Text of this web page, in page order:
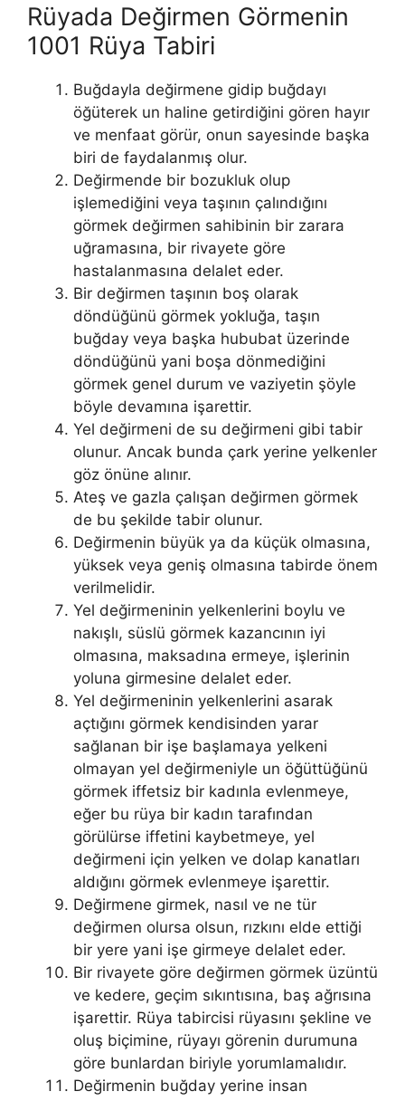
Rüyada Değirmen Görmenin
1001 Rüya Tabiri
Buğdayla değirmene gidip buğdayı
öğüterek un haline getirdiğini gö­ren hayır
ve menfaat görür, onun sayesinde başka
biri de faydalanmış olur.
Değirmende bir bozukluk olup
işlemediğini veya taşının çalındığını
görmek değirmen sahibinin bir zarara
uğramasına, bir rivayete göre
hastalanmasına delalet eder.
Bir değirmen taşının boş olarak
döndüğünü görmek yokluğa, taşın
buğday veya başka hububat üzerinde
döndüğünü yani boşa dönmediğini
görmek genel durum ve vaziyetin şöyle
böyle devamına işarettir.
Yel değirmeni de su değirmeni gibi tabir
olunur. Ancak bunda çark ye­rine yelkenler
göz önüne alınır.
Ateş ve gazla çalışan değirmen görmek
de bu şekilde tabir olunur.
Değirmenin büyük ya da küçük olmasına,
yüksek veya geniş olması­na tabirde önem
verilmelidir.
Yel değirmeninin yelkenlerini boylu ve
nakışlı, süslü görmek kazancı­nın iyi
olmasına, maksadına ermeye, işlerinin
yoluna girmesine delalet eder.
Yel değirmeninin yelkenlerini asarak
açtığını görmek kendisinden ya­rar
sağlanan bir işe başlamaya yelkeni
olmayan yel değirmeniyle un öğüt­tüğünü
görmek iffetsiz bir kadınla evlenmeye,
eğer bu rüya bir kadın tara­fından
görülürse iffetini kaybetmeye, yel
değirmeni için yelken ve dolap kanatları
aldığını görmek evlenmeye işarettir.
Değirmene girmek, nasıl ve ne tür
değirmen olursa olsun, rızkını elde ettiği
bir yere yani işe girmeye delalet eder.
Bir rivayete göre değirmen görmek üzüntü
ve kedere, geçim sıkıntısına, baş ağrısına
işarettir. Rüya tabircisi rüyasını şekline ve
oluş biçimine, rüyayı görenin durumuna
göre bunlardan biriyle yorumlamalıdır.
Değirmenin buğday yerine insan